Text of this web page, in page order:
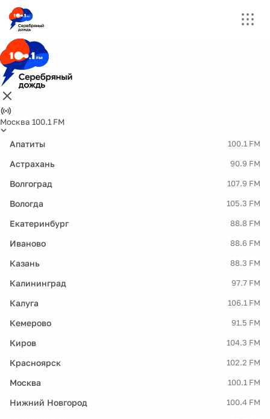
Москва 100.1 FM
Апатиты 100.1 FM
Астрахань 90.9 FM
Волгоград 107.9 FM
Вологда 105.3 FM
Екатеринбург 88.8 FM
Иваново 88.6 FM
Казань 88.3 FM
Калининград 97.7 FM
Калуга 106.1 FM
Кемерово 91.5 FM
Киров 104.3 FM
Красноярск 102.2 FM
Москва 100.1 FM
Нижний Новгород 100.4 FM